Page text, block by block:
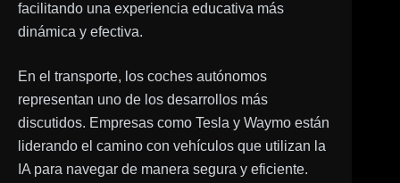
facilitando una experiencia educativa más
dinámica y efectiva.
En el transporte, los coches autónomos
representan uno de los desarrollos más
discutidos. Empresas como Tesla y Waymo están
liderando el camino con vehículos que utilizan la
IA para navegar de manera segura y eficiente.